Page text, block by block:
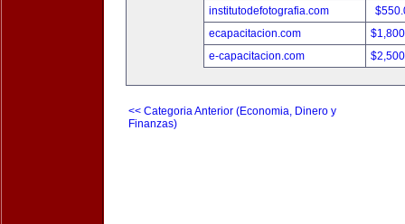
institutodefotografia.com
ecapacitacion.com
e-capacitacion.com
<< Categoria Anterior (Economia, Dinero y
Finanzas)